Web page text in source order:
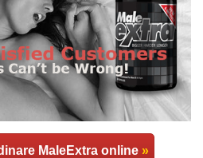
MaleExtra online »